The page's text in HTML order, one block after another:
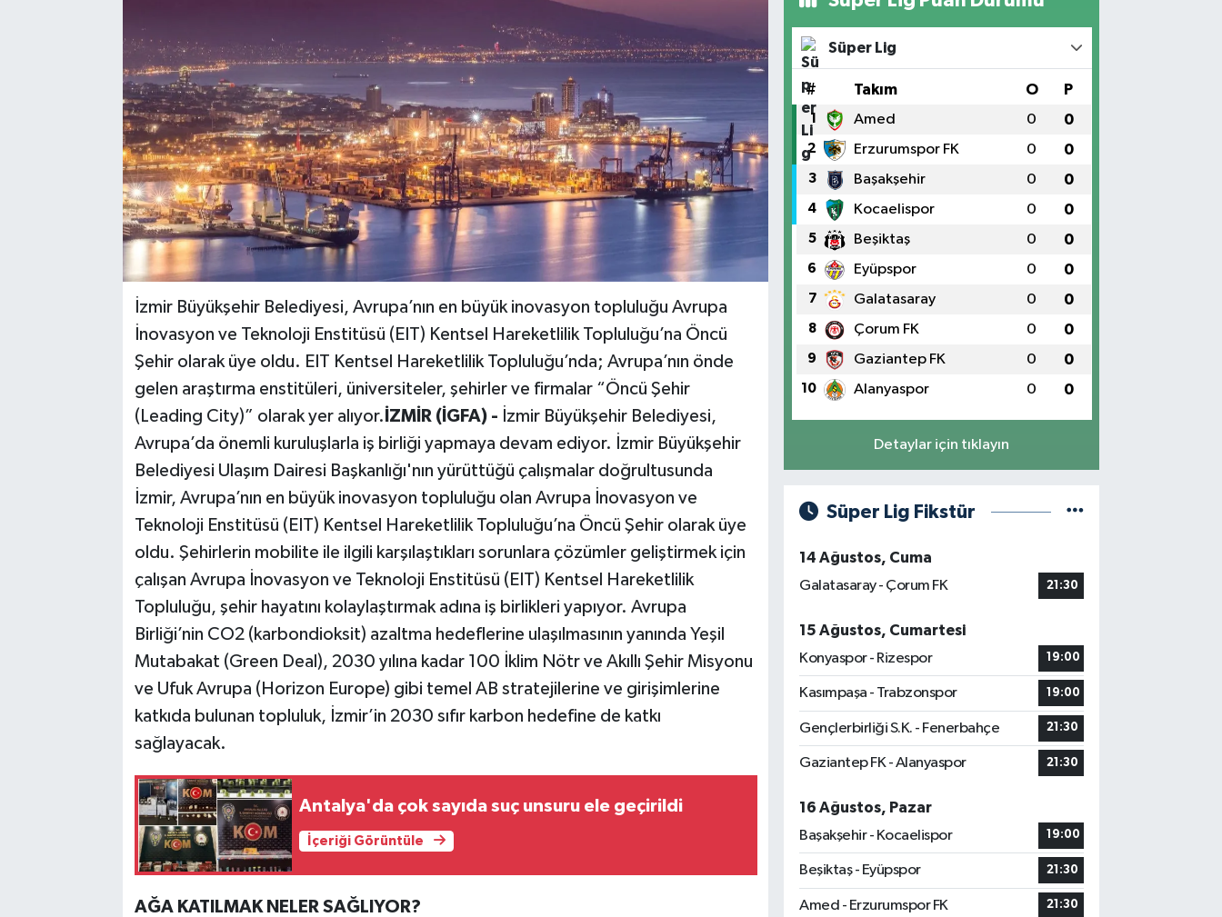
İzmir Büyükşehir Belediyesi, Avrupa’nın en büyük inovasyon topluluğu Avrupa
İnovasyon ve Teknoloji Enstitüsü (EIT) Kentsel Hareketlilik Topluluğu’na Öncü
Şehir olarak üye oldu. EIT Kentsel Hareketlilik Topluluğu’nda; Avrupa’nın önde
gelen araştırma enstitüleri, üniversiteler, şehirler ve firmalar “Öncü Şehir
(Leading City)” olarak yer alıyor. İZMİR (İGFA) - İzmir Büyükşehir Belediyesi,
Avrupa’da önemli kuruluşlarla iş birliği yapmaya devam ediyor. İzmir Büyükşehir
Belediyesi Ulaşım Dairesi Başkanlığı'nın yürüttüğü çalışmalar doğrultusunda
İzmir, Avrupa’nın en büyük inovasyon topluluğu olan Avrupa İnovasyon ve
Teknoloji Enstitüsü (EIT) Kentsel Hareketlilik Topluluğu’na Öncü Şehir olarak üye
oldu. Şehirlerin mobilite ile ilgili karşılaştıkları sorunlara çözümler geliştirmek için
çalışan Avrupa İnovasyon ve Teknoloji Enstitüsü (EIT) Kentsel Hareketlilik
Topluluğu, şehir hayatını kolaylaştırmak adına iş birlikleri yapıyor. Avrupa
Birliği’nin CO2 (karbondioksit) azaltma hedeflerine ulaşılmasının yanında Yeşil
Mutabakat (Green Deal), 2030 yılına kadar 100 İklim Nötr ve Akıllı Şehir Misyonu
ve Ufuk Avrupa (Horizon Europe) gibi temel AB stratejilerine ve girişimlerine
katkıda bulunan topluluk, İzmir’in 2030 sıfır karbon hedefine de katkı
sağlayacak.
Antalya'da çok sayıda suç unsuru ele geçirildi
İçeriği Görüntüle
AĞA KATILMAK NELER SAĞLIYOR?
Süper Lig
# Takım O P
1 Amed 0 0
2 Erzurumspor FK 0 0
3 Başakşehir 0 0
4 Kocaelispor 0 0
5 Beşiktaş 0 0
6 Eyüpspor 0 0
7 Galatasaray 0 0
8 Çorum FK 0 0
9 Gaziantep FK 0 0
10 Alanyaspor 0 0
Detaylar için tıklayın
Süper Lig Fikstür
14 Ağustos, Cuma
Galatasaray - Çorum FK
21:30
15 Ağustos, Cumartesi
Konyaspor - Rizespor
19:00
Kasımpaşa - Trabzonspor 19:00
Gençlerbirliği S.K. - Fenerbahçe 21:30
Gaziantep FK - Alanyaspor 21:30
16 Ağustos, Pazar
Başakşehir - Kocaelispor
19:00
Beşiktaş - Eyüpspor 21:30
Amed - Erzurumspor FK 21:30